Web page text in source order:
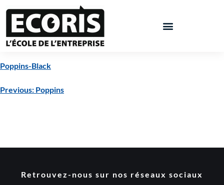
Poppins-Black
Previous: Poppins
Retrouvez-nous sur nos réseaux sociaux